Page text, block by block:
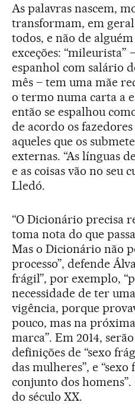
As palavras nascem,
transformam, em
todos, e não de
exceções: “mileurista”
espanhol com salário
mês – tem uma mãe
o termo numa carta a
então se espalhou
de acordo os
aqueles que os
externas. “As línguas
e as coisas vão no seu
Lledó.
“O Dicionário precisa
toma nota do que
Mas o Dicionário não
processo”, defende
frágil”, por exemplo,
necessidade de ter
vigência, porque
pouco, mas na
marca”. Em 2014,
definições de “sexo
das mulheres”, e “sexo
conjunto dos
do século XX.